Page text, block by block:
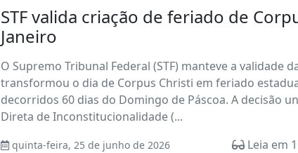
STF valida criação de feriado de
Janeiro
O Supremo Tribunal Federal (STF) manteve a validade
transformou o dia de Corpus Christi em feriado
decorridos 60 dias do Domingo de Páscoa. A decisão
Direta de Inconstitucionalidade (...
quinta-feira, 25 de junho de 2026 Leia em